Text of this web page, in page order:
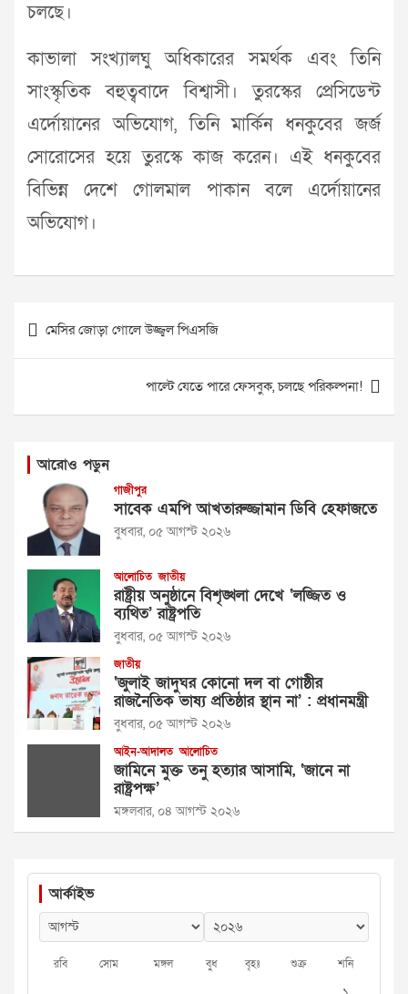
চলছে।
কাভালা সংখ্যালঘু অধিকারের সমর্থক এবং তিনি
সাংস্কৃতিক বহুত্ববাদে বিশ্বাসী। তুরস্কের প্রেসিডেন্ট
এর্দোয়ানের অভিযোগ, তিনি মার্কিন ধনকুবের জর্জ
সোরোসের হয়ে তুরস্কে কাজ করেন। এই ধনকুবের
বিভিন্ন দেশে গোলমাল পাকান বলে এর্দোয়ানের
অভিযোগ।
Post
navigation
মেসির জোড়া গোলে উজ্জ্বল পিএসজি
পাল্টে যেতে পারে ফেসবুক, চলছে পরিকল্পনা!
আরোও পড়ুন
গাজীপুর
সাবেক এমপি আখতারুজ্জামান ডিবি হেফাজতে
বুধবার, ০৫ আগস্ট ২০২৬
আলোচিত জাতীয়
রাষ্ট্রীয় অনুষ্ঠানে বিশৃঙ্খলা দেখে ‘লজ্জিত ও
ব্যথিত’ রাষ্ট্রপতি
বুধবার, ০৫ আগস্ট ২০২৬
জাতীয়
‘জুলাই জাদুঘর কোনো দল বা গোষ্ঠীর
রাজনৈতিক ভাষ্য প্রতিষ্ঠার স্থান না’ : প্রধানমন্ত্রী
বুধবার, ০৫ আগস্ট ২০২৬
আইন-আদালত আলোচিত
জামিনে মুক্ত তনু হত্যার আসামি, ‘জানে না
রাষ্ট্রপক্ষ’
মঙ্গলবার, ০৪ আগস্ট ২০২৬
আর্কাইভ
রবি সোম মঙ্গল বুধ বৃহঃ শুক্র শনি